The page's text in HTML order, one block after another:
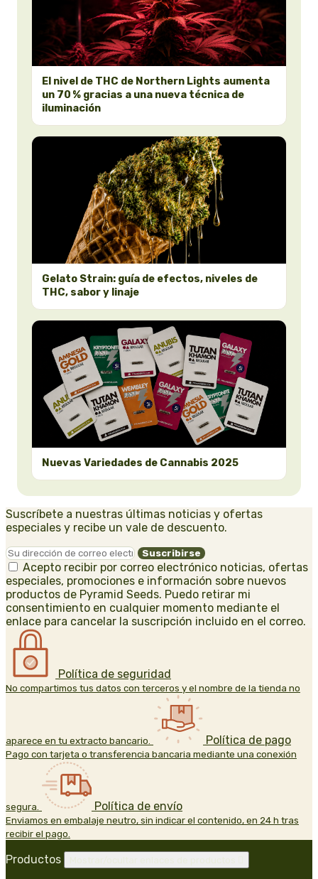
El nivel de THC de Northern Lights aumenta
un 70 % gracias a una nueva técnica de
iluminación
Gelato Strain: guía de efectos, niveles de
THC, sabor y linaje
Nuevas Variedades de Cannabis 2025
Suscríbete a nuestras últimas noticias y ofertas
especiales y recibe un vale de descuento.
Acepto recibir por correo electrónico noticias, ofertas
especiales, promociones e información sobre nuevos
productos de Pyramid Seeds. Puedo retirar mi
consentimiento en cualquier momento mediante el
enlace para cancelar la suscripción incluido en el correo.
Política de seguridad
No compartimos tus datos con terceros y el nombre de la tienda no
aparece en tu extracto bancario. Política de pago
Pago con tarjeta o transferencia bancaria mediante una conexión
segura. Política de envío
Enviamos en embalaje neutro, sin indicar el contenido, en 24 h tras
recibir el pago.
Productos